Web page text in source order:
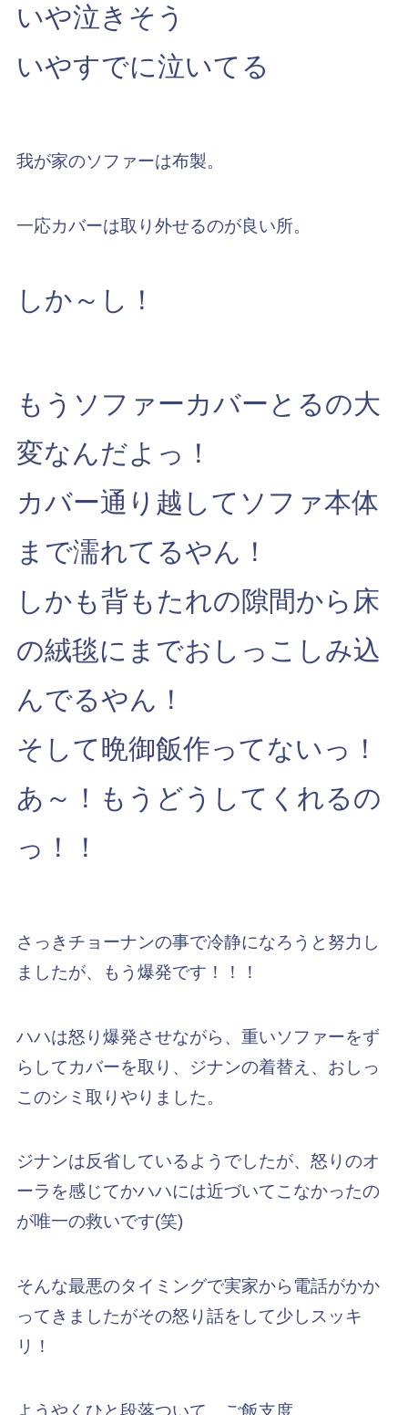
いや泣きそう
いやすでに泣いてる
我が家のソファーは布製。
一応カバーは取り外せるのが良い所。
しか～し！
もうソファーカバーとるの大
変なんだよっ！
カバー通り越してソファ本体
まで濡れてるやん！
しかも背もたれの隙間から床
の絨毯にまでおしっこしみ込
んでるやん！
そして晩御飯作ってないっ！
あ～！もうどうしてくれるの
っ！！
さっきチョーナンの事で冷静になろうと努力し
ましたが、もう爆発です！！！
ハハは怒り爆発させながら、重いソファーをず
らしてカバーを取り、ジナンの着替え、おしっ
このシミ取りやりました。
ジナンは反省しているようでしたが、怒りのオ
ーラを感じてかハハには近づいてこなかったの
が唯一の救いです(笑)
そんな最悪のタイミングで実家から電話がかか
ってきましたがその怒り話をして少しスッキ
リ！
ようやくひと段落ついて、ご飯支度。